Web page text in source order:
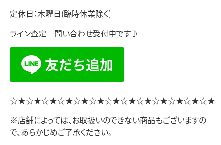
定休日：木曜日(臨時休業除く)
ライン査定 問い合わせ受付中です♪
☆★☆★☆★☆★☆★☆★☆★☆★☆★☆★☆★☆★☆★
※店舗によっては、お取扱いのできない商品もございますの
で、あらかじめご了承ください。